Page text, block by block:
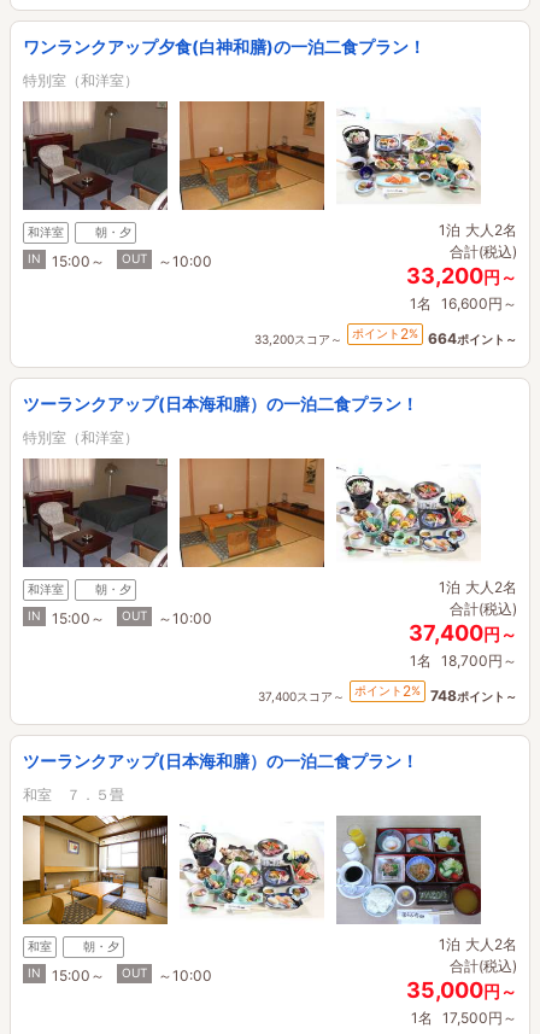
ワンランクアップ夕食(白神和膳)の一泊二食プラン！
特別室（和洋室）
和洋室
朝・夕
IN
15:00～ OUT ～10:00
1泊 大人2名
合計(税込)
33,200円～
1名 16,600円～
33,200スコア～ ポイント 2% 664ポイント～
ツーランクアップ(日本海和膳）の一泊二食プラン！
特別室（和洋室）
和洋室
朝・夕
IN
15:00～ OUT ～10:00
1泊 大人2名
合計(税込)
37,400円～
1名 18,700円～
37,400スコア～ ポイント 2% 748ポイント～
ツーランクアップ(日本海和膳）の一泊二食プラン！
和室 ７．５畳
和室
朝・夕
IN
15:00～ OUT ～10:00
1泊 大人2名
合計(税込)
35,000円～
1名 17,500円～